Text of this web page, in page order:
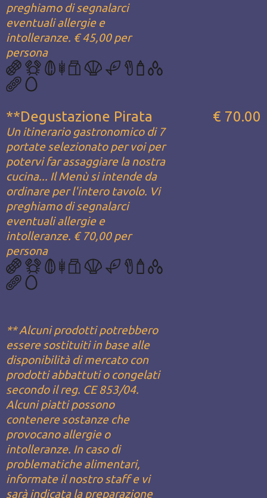
preghiamo di segnalarci
eventuali allergie e
intolleranze. € 45,00 per
persona
**Degustazione Pirata
Un itinerario gastronomico di 7
portate selezionato per voi per
potervi far assaggiare la nostra
cucina... Il Menù si intende da
ordinare per l'intero tavolo. Vi
preghiamo di segnalarci
eventuali allergie e
intolleranze. € 70,00 per
persona
€ 70.00
** Alcuni prodotti potrebbero
essere sostituiti in base alle
disponibilità di mercato con
prodotti abbattuti o congelati
secondo il reg. CE 853/04.
Alcuni piatti possono
contenere sostanze che
provocano allergie o
intolleranze. In caso di
problematiche alimentari,
informate il nostro staff e vi
sarà indicata la preparazione